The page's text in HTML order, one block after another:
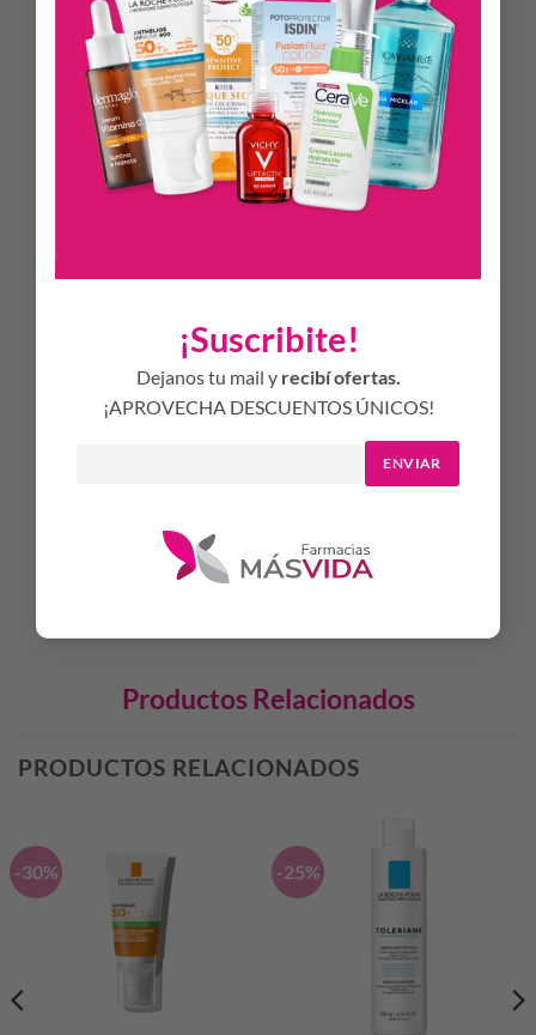
¡Suscribite!
Dejanos tu mail y recibí ofertas.
¡APROVECHA DESCUENTOS ÚNICOS!
ENVIAR
Epidermosil® 3% que combina Silicio Orgánico con
ácido hialurónico de bajo peso molecular potenciado
con Ácido hialurónico 0,1% de alto peso molecular.
Esta asociación brinda un efecto lifiting inmediato y
duradero en arrugas periorbitales. Rellena, hidrata 24 hs y
suaviza bolsas y ojeras. Posee además un alto efecto
antioxidante gracias a nuestros exclusivos Polifenoles de
MODO DE USO
contorno de ojos con suaves masajes ascendentes. Para
alcanzar efectividad máxima aplicar dos veces al día (mañana
Testeado oftalmológicamente
Productos Relacionados
PRODUCTOS RELACIONADOS
-30% -25%